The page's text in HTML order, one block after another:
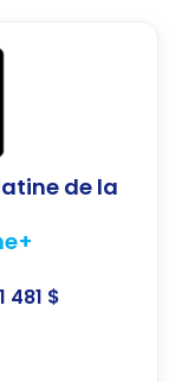
de la
1 481 $